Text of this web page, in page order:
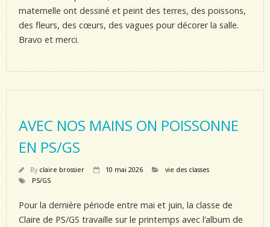
maternelle ont dessiné et peint des terres, des poissons,
des fleurs, des cœurs, des vagues pour décorer la salle.
Bravo et merci.
AVEC NOS MAINS ON POISSONNE
EN PS/GS
By claire brossier 10 mai 2026
vie des classes
PS/GS
Pour la dernière période entre mai et juin, la classe de
Claire de PS/GS travaille sur le printemps avec l’album de